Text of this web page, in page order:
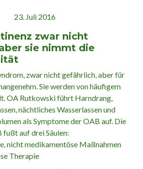
23. Juli 2016
zwar nicht
sie nimmt die
zwar nicht gefährlich, aber für
Sie werden von häufigem
OA Rutkowski führt Harndrang,
nächtliches Wasserlassen und
als Symptome der OAB auf. Die
auf drei Säulen:
nicht medikamentöse Maßnahmen
Therapie